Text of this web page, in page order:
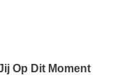
Op Dit Moment